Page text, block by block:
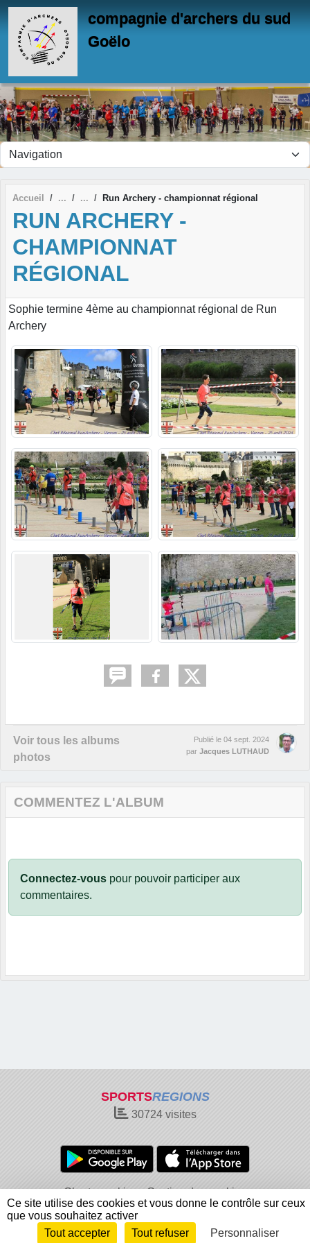
compagnie d'archers du sud
Goëlo
Accueil Run Archery - championnat régional
RUN ARCHERY -
CHAMPIONNAT
RÉGIONAL
Sophie termine 4ème au championnat régional de Run
Archery
Voir tous les albums
photos
Publié le 04 sept. 2024
par Jacques LUTHAUD
COMMENTEZ L'ALBUM
Connectez-vous pour pouvoir participer aux
commentaires.
SPORTSREGIONS
30724visites
Charte cookies
Gestion des cookies
Informations légales
Signaler un contenu inapproprié
Envie de participer ? Connexion
Panneau de gestion des cookies
Ce site utilise des cookies et vous donne le contrôle sur ceux
que vous souhaitez activer
Tout accepter
Tout refuser Personnaliser